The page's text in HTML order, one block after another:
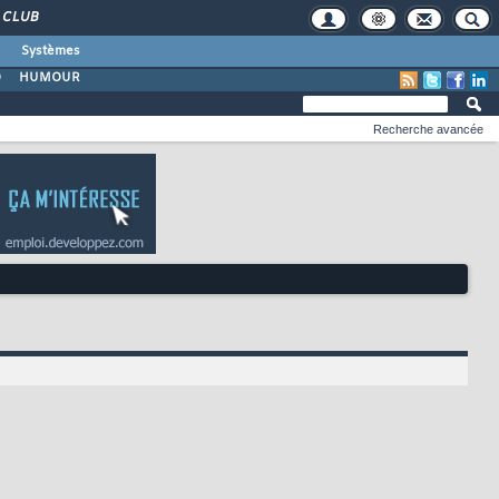
CLUB
Systèmes
HUMOUR
Recherche avancée